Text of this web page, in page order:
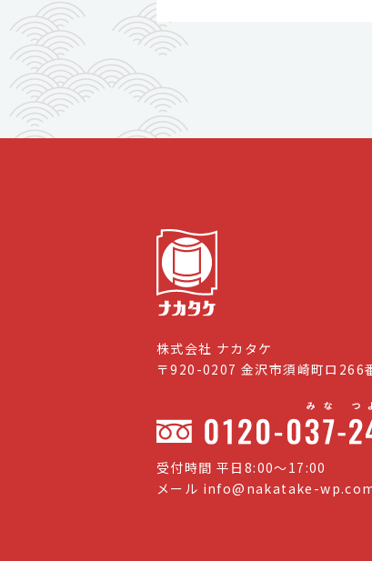
株式会社 ナカタケ
〒920-0207 金沢市須崎町ロ266
受付時間 平日8:00〜17:00
メール info@nakatake-